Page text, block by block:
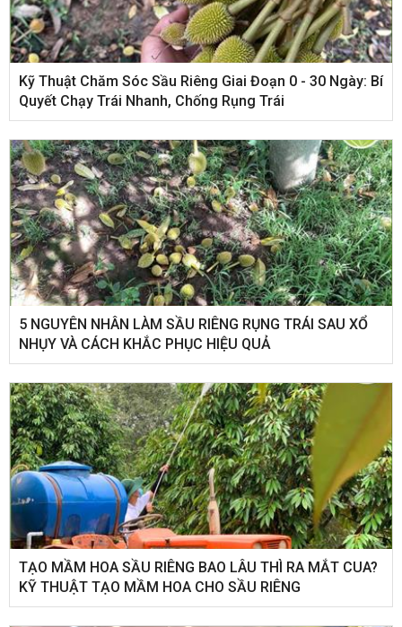
Kỹ Thuật Chăm Sóc Sầu Riêng Giai Đoạn 0 - 30 Ngày: Bí
Quyết Chạy Trái Nhanh, Chống Rụng Trái
5 NGUYÊN NHÂN LÀM SẦU RIÊNG RỤNG TRÁI SAU XỔ
NHỤY VÀ CÁCH KHẮC PHỤC HIỆU QUẢ
TẠO MẦM HOA SẦU RIÊNG BAO LÂU THÌ RA MẮT CUA?
KỸ THUẬT TẠO MẦM HOA CHO SẦU RIÊNG